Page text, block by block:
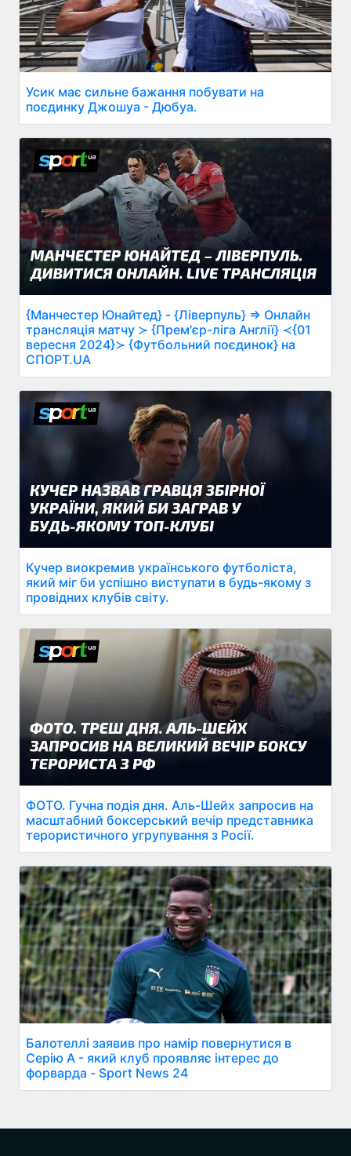
Усик має сильне бажання побувати на
поєдинку Джошуа - Дюбуа.
{Манчестер Юнайтед} - {Ліверпуль} ⇒ Онлайн
трансляція матчу ≻ {Прем'єр-ліга Англії} ≺{01
вересня 2024}≻ {Футбольний поєдинок} на
СПОРТ.UA
Кучер виокремив українського футболіста,
який міг би успішно виступати в будь-якому з
провідних клубів світу.
ФОТО. Гучна подія дня. Аль-Шейх запросив на
масштабний боксерський вечір представника
терористичного угрупування з Росії.
Балотеллі заявив про намір повернутися в
Серію А - який клуб проявляє інтерес до
форварда - Sport News 24